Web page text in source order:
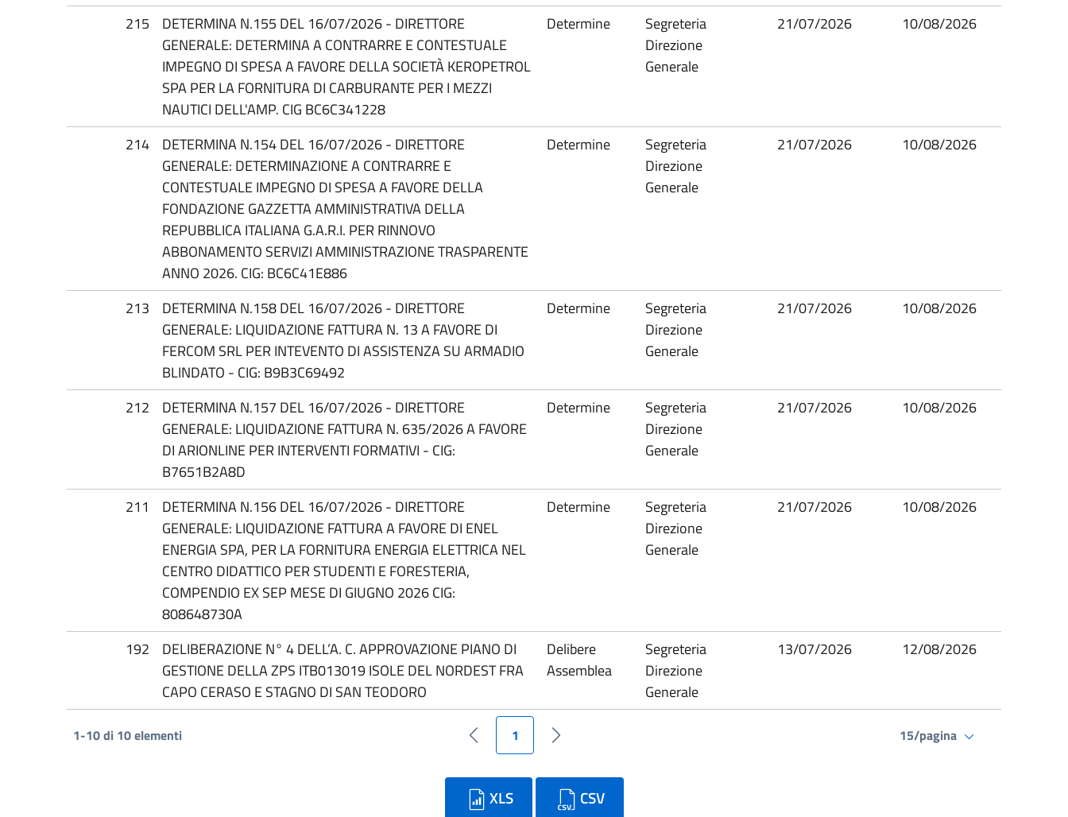
215
DETERMINA N.155 DEL 16/07/2026 - DIRETTORE
GENERALE: DETERMINA A CONTRARRE E CONTESTUALE
IMPEGNO DI SPESA A FAVORE DELLA SOCIETÀ KEROPETROL
SPA PER LA FORNITURA DI CARBURANTE PER I MEZZI
NAUTICI DELL'AMP. CIG BC6C341228
Determine
Segreteria
Direzione
Generale
21/07/2026 10/08/2026
214
DETERMINA N.154 DEL 16/07/2026 - DIRETTORE
GENERALE: DETERMINAZIONE A CONTRARRE E
CONTESTUALE IMPEGNO DI SPESA A FAVORE DELLA
FONDAZIONE GAZZETTA AMMINISTRATIVA DELLA
REPUBBLICA ITALIANA G.A.R.I. PER RINNOVO
ABBONAMENTO SERVIZI AMMINISTRAZIONE TRASPARENTE
ANNO 2026. CIG: BC6C41E886
Determine
Segreteria
Direzione
Generale
21/07/2026 10/08/2026
213
DETERMINA N.158 DEL 16/07/2026 - DIRETTORE
GENERALE: LIQUIDAZIONE FATTURA N. 13 A FAVORE DI
FERCOM SRL PER INTEVENTO DI ASSISTENZA SU ARMADIO
BLINDATO - CIG: B9B3C69492
Determine
Segreteria
Direzione
Generale
21/07/2026 10/08/2026
212
DETERMINA N.157 DEL 16/07/2026 - DIRETTORE
GENERALE: LIQUIDAZIONE FATTURA N. 635/2026 A FAVORE
DI ARIONLINE PER INTERVENTI FORMATIVI - CIG:
B7651B2A8D
Determine
Segreteria
Direzione
Generale
21/07/2026 10/08/2026
211
DETERMINA N.156 DEL 16/07/2026 - DIRETTORE
GENERALE: LIQUIDAZIONE FATTURA A FAVORE DI ENEL
ENERGIA SPA, PER LA FORNITURA ENERGIA ELETTRICA NEL
CENTRO DIDATTICO PER STUDENTI E FORESTERIA,
COMPENDIO EX SEP MESE DI GIUGNO 2026 CIG:
808648730A
Determine
Segreteria
Direzione
Generale
21/07/2026 10/08/2026
192
DELIBERAZIONE N° 4 DELL’A. C. APPROVAZIONE PIANO DI
GESTIONE DELLA ZPS ITB013019 ISOLE DEL NORDEST FRA
CAPO CERASO E STAGNO DI SAN TEODORO
Delibere
Assemblea
Segreteria
Direzione
Generale
13/07/2026 12/08/2026
1-10 di 10 elementi
Pagina precedente
1
Pagina successiva
15/pagina
XLS CSV